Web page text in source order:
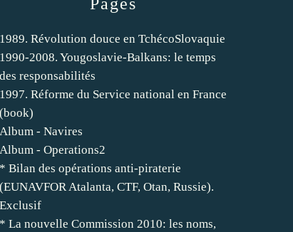
1989. Révolution douce en TchécoSlovaquie
1990-2008. Yougoslavie-Balkans: le temps
des responsabilités
1997. Réforme du Service national en France
(book)
Album - Navires
Album - Operations2
* Bilan des opérations anti-piraterie
(EUNAVFOR Atalanta, CTF, Otan, Russie).
Exclusif
* La nouvelle Commission 2010: les noms,